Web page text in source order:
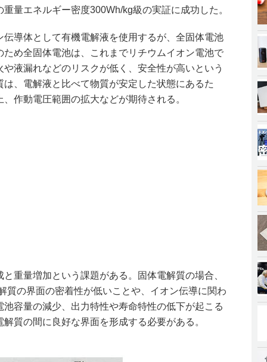
量エネルギー密度300Wh/kg級の実証に成功した。
伝導体として有機電解液を使用するが、全固体電池
め全固体電池は、これまでリチウムイオン電池で
液漏れなどのリスクが低く、安全性が高いという
、電解液と比べて物質が安定した状態にあるた
作動電圧範囲の拡大などが期待される。
重量増加という課題がある。固体電解質の場合、
質の界面の密着性が低いことや、イオン伝導に関わ
容量の減少、出力特性や寿命特性の低下が起こる
質の間に良好な界面を形成する必要がある。